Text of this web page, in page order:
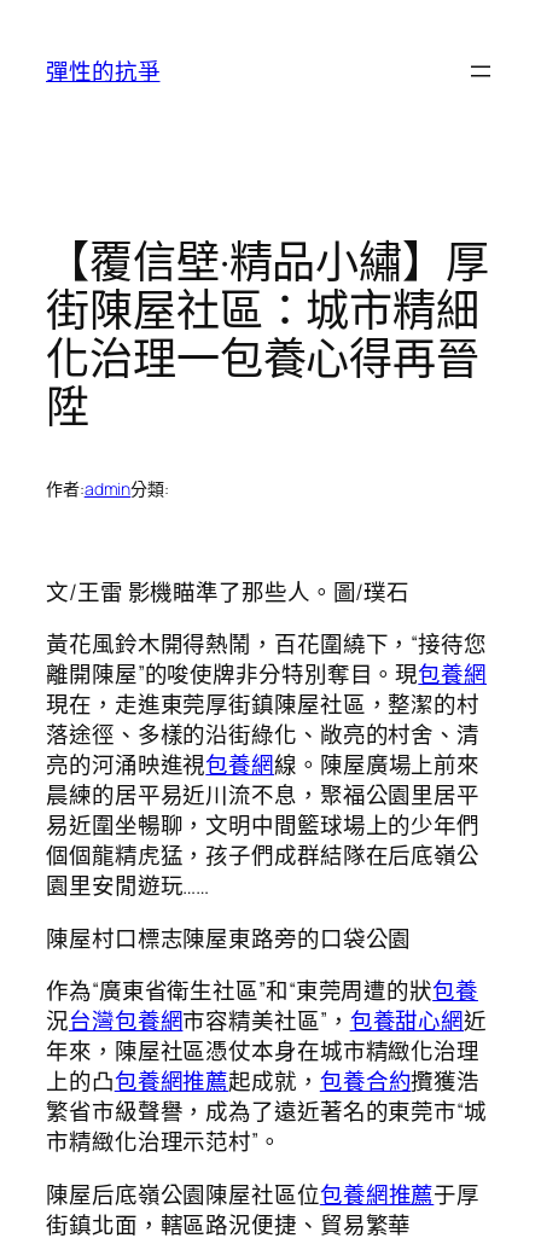
彈性的抗爭
【覆信壁·精品小繡】厚
街陳屋社區：城市精細
化治理一包養心得再晉
陞
作者:admin分類:
文/王雷 影機瞄準了那些人。圖/璞石
黃花風鈴木開得熱鬧，百花圍繞下，“接待您
離開陳屋”的唆使牌非分特別奪目。現包養網
現在，走進東莞厚街鎮陳屋社區，整潔的村
落途徑、多樣的沿街綠化、敞亮的村舍、清
亮的河涌映進視包養網線。陳屋廣場上前來
晨練的居平易近川流不息，聚福公園里居平
易近圍坐暢聊，文明中間籃球場上的少年們
個個龍精虎猛，孩子們成群結隊在后底嶺公
園里安閒遊玩……
陳屋村口標志陳屋東路旁的口袋公園
作為“廣東省衛生社區”和“東莞周遭的狀包養
況台灣包養網市容精美社區”， 包養甜心網近
年來，陳屋社區憑仗本身在城市精緻化治理
上的凸包養網推薦起成就， 包養合約攬獲浩
繁省市級聲譽，成為了遠近著名的東莞市“城
市精緻化治理示范村”。
陳屋后底嶺公園陳屋社區位包養網推薦于厚
街鎮北面，轄區路況便捷、貿易繁華